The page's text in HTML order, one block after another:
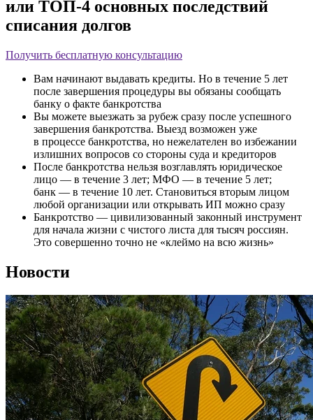
или ТОП-4 основных последствий
списания долгов
Получить бесплатную консультацию
Вам начинают выдавать кредиты. Но в течение 5 лет
после завершения процедуры вы обязаны сообщать
банку о факте банкротства
Вы можете выезжать за рубеж сразу после успешного
завершения банкротства. Выезд возможен уже
в процессе банкротства, но нежелателен во избежании
излишних вопросов со стороны суда и кредиторов
После банкротства нельзя возглавлять юридическое
лицо — в течение 3 лет; МФО — в течение 5 лет;
банк — в течение 10 лет. Становиться вторым лицом
любой организации или открывать ИП можно сразу
Банкротство — цивилизованный законный инструмент
для начала жизни с чистого листа для тысяч россиян.
Это совершенно точно не «клеймо на всю жизнь»
Новости